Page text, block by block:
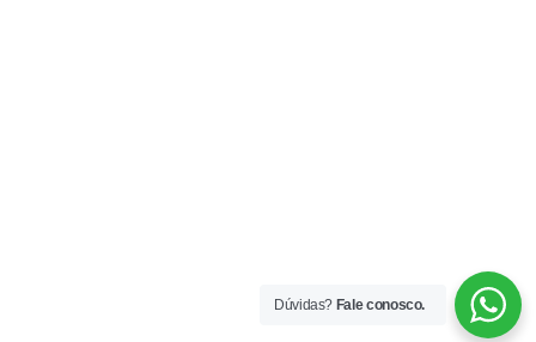
Dúvidas? Fale conosco.